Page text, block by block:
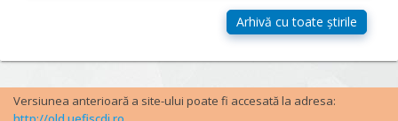
Versiunea anterioară a site-ului poate fi accesată la adresa: